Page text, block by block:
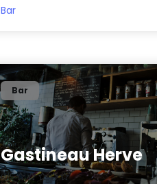
Bar
Gastineau Herve
0/5
Bar